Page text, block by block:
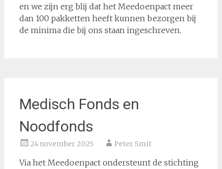
en we zijn erg blij dat het Meedoenpact meer
dan 100 pakketten heeft kunnen bezorgen bij
de minima die bij ons staan ingeschreven.
Medisch Fonds en
Noodfonds
24 november 2025 Peter Smit
Via het Meedoenpact ondersteunt de stichting